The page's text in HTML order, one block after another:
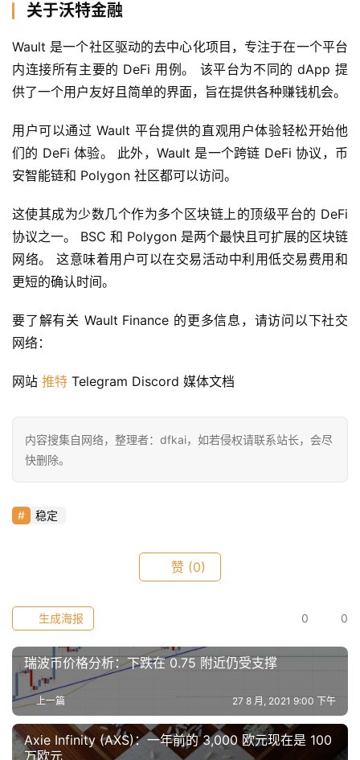
9
9
指
常
工
具
推
荐
关于沃特金融
Wault 是一个社区驱动的去中心化项目，专注于在一个平台
内连接所有主要的 DeFi 用例。 该平台为不同的 dApp 提
供了一个用户友好且简单的界面，旨在提供各种赚钱机会。
用户可以通过 Wault 平台提供的直观用户体验轻松开始他
们的 DeFi 体验。 此外，Wault 是一个跨链 DeFi 协议，币
安智能链和 Polygon 社区都可以访问。
这使其成为少数几个作为多个区块链上的顶级平台的 DeFi
协议之一。 BSC 和 Polygon 是两个最快且可扩展的区块链
网络。 这意味着用户可以在交易活动中利用低交易费用和
更短的确认时间。
要了解有关 Wault Finance 的更多信息，请访问以下社交
网络：
网站 推特 Telegram Discord 媒体文档
内容搜集自网络，整理者：dfkai，如若侵权请联系站长，会尽
快删除。
稳定
赞 (0)
0 0
生成海报
瑞波币价格分析：下跌在 0.75 附近仍受支撑
上一篇 27 8 月, 2021 9:00 下午
Axie Infinity (AXS)：一年前的 3,000 欧元现在是 100
万欧元